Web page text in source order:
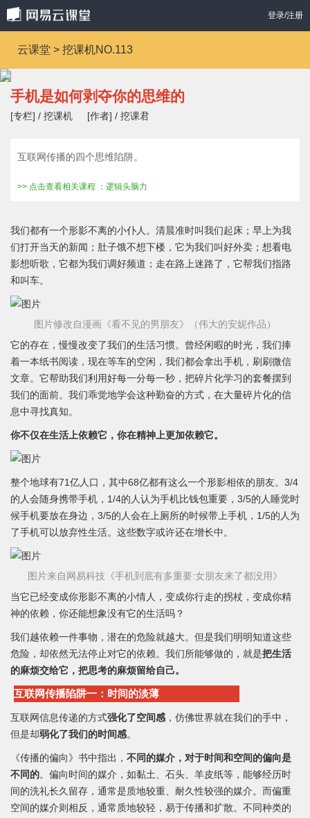
登录/注册
云课堂 > 挖课机NO.113
手机是如何剥夺你的思维的
[专栏] / 挖课机 [作者] / 挖课君
互联网传播的四个思维陷阱。
>> 点击查看相关课程 ：逻辑头脑力
我们都有一个形影不离的小仆人。清晨准时叫我们起床；早上为我
们打开当天的新闻；肚子饿不想下楼，它为我们叫好外卖；想看电
影想听歌，它都为我们调好频道；走在路上迷路了，它帮我们指路
和叫车。
图片修改自漫画《看不见的男朋友》（伟大的安妮作品）
它的存在，慢慢改变了我们的生活习惯。曾经闲暇的时光，我们捧
着一本纸书阅读，现在等车的空闲，我们都会拿出手机，刷刷微信
文章。它帮助我们利用好每一分每一秒，把碎片化学习的套餐摆到
我们的面前。我们乖觉地学会这种勤奋的方式，在大量碎片化的信
息中寻找真知。
你不仅在生活上依赖它，你在精神上更加依赖它。
整个地球有71亿人口，其中68亿都有这么一个形影相依的朋友。3/4
的人会随身携带手机，1/4的人认为手机比钱包重要，3/5的人睡觉时
候手机要放在身边，3/5的人会在上厕所的时候带上手机，1/5的人为
了手机可以放弃性生活。这些数字或许还在增长中。
图片来自网易科技《手机到底有多重要:女朋友来了都没用》
当它已经变成你形影不离的小情人，变成你行走的拐杖，变成你精
神的依赖，你还能想象没有它的生活吗？
我们越依赖一件事物，潜在的危险就越大。但是我们明明知道这些
危险，却依然无法停止对它的依赖。我们所能够做的，就是把生活
的麻烦交给它，把思考的麻烦留给自己。
互联网传播陷阱一：时间的淡薄
互联网信息传递的方式强化了空间感 ，仿佛世界就在我们的手中，
但是却弱化了我们的时间感。
《传播的偏向》书中指出， 不同的媒介，对于时间和空间的偏向是
不同的。偏向时间的媒介，如黏土、石头、羊皮纸等，能够经历时
间的洗礼长久留存，通常是质地较重、耐久性较强的媒介。而偏重
空间的媒介则相反，通常质地较轻，易于传播和扩散。不同种类的